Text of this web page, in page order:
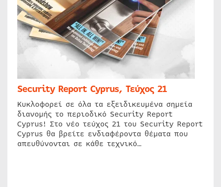
Security Report Cyprus, Τεύχος 21
Κυκλοφορεί σε όλα τα εξειδικευμένα σημεία
διανομής το περιοδικό Security Report
Cyprus! Στο νέο τεύχος 21 του Security Report
Cyprus θα βρείτε ενδιαφέροντα θέματα που
απευθύνονται σε κάθε τεχνικό…